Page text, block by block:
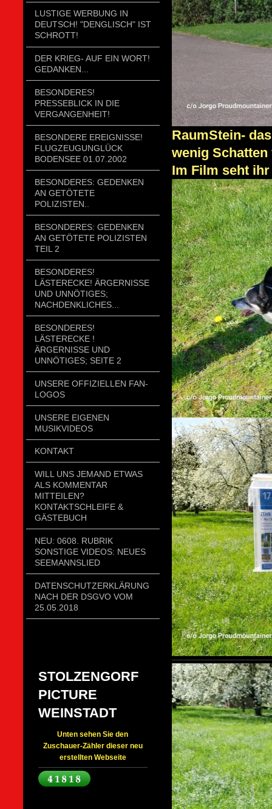
LUSTIGE WERBUNG IN
DEUTSCH! "DENGLISCH" IST
SCHROTT!
DER KRIEG- AUF EIN WORT!
GEDANKEN...
BESONDERES!
PRESSEBLICK IN DIE
VERGANGENHEIT!
BESONDERE EREIGNISSE!
FLUGZEUGUNGLÜCK
BODENSEE 01.07.2002
BESONDERES: GEDENKEN
AN GETÖTETE
POLIZISTEN..
BESONDERES: GEDENKEN
AN GETÖTETE POLIZISTEN
TEIL 2
BESONDERES!
LÄSTERECKE! ÄRGERNISSE
UND UNNÖTIGES;
NACHDENKLICHES...
BESONDERES!
LÄSTERECKE !
ÄRGERNISSE UND
UNNÖTIGES; SEITE 2
UNSERE OFFIZIELLEN FAN-
LOGOS
UNSERE EIGENEN
MUSIKVIDEOS
KONTAKT
WILL UNS JEMAND ETWAS
ALS KOMMENTAR
MITTEILEN?
KONTAKTSCHLEIFE &
GÄSTEBUCH
NEU: 0608. RUBRIK
SONSTIGE VIDEOS: NEUES
SEEMANNSLIED
DATENSCHUTZERKLÄRUNG
NACH DER DSGVO VOM
25.05.2018
STOLZENGORF
PICTURE
WEINSTADT
Unten sehen Sie den
Zuschauer-Zähler dieser neu
erstellten Webseite
RaumStein-
wenig
Im Film seht